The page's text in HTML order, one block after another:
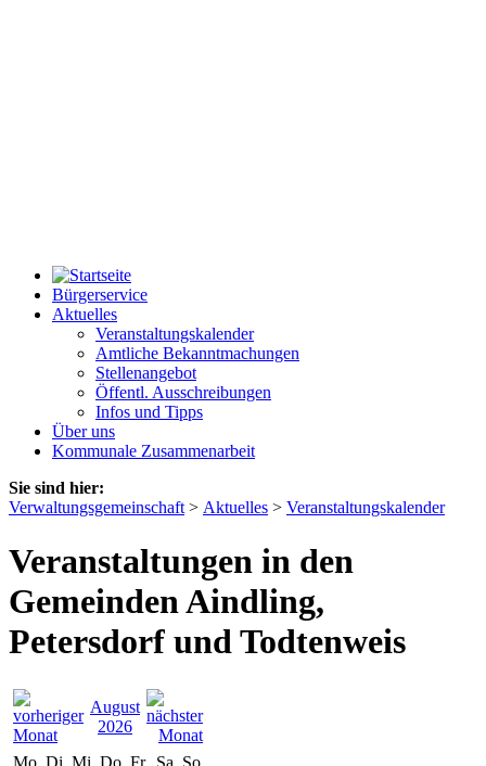
Bürgerservice
Aktuelles
Veranstaltungskalender
Amtliche Bekanntmachungen
Stellenangebot
Öffentl. Ausschreibungen
Infos und Tipps
Über uns
Kommunale Zusammenarbeit
Sie sind hier:
Verwaltungsgemeinschaft > Aktuelles > Veranstaltungskalender
Veranstaltungen in den
Gemeinden Aindling,
Petersdorf und Todtenweis
August
2026
Mo Di Mi Do Fr Sa So